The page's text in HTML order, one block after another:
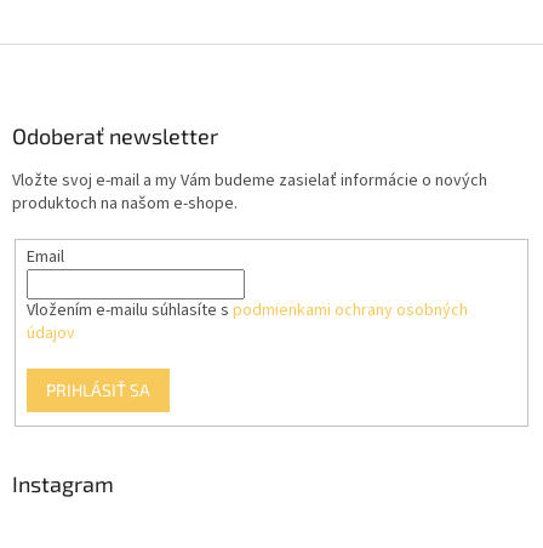
Odoberať newsletter
Vložte svoj e-mail a my Vám budeme zasielať informácie o nových
produktoch na našom e-shope.
Email
Vložením e-mailu súhlasíte s podmienkami ochrany osobných
údajov
PRIHLÁSIŤ SA
Instagram